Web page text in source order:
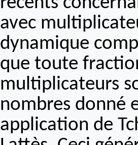
avec
dynamique
que toute
multiplicateurs
nombres donné
application de